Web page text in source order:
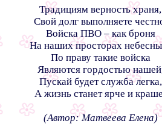
Традициям верность храня,
Свой долг выполняете
Войска ПВО – как броня
На наших просторах
По праву такие войска
Являются гордостью
Пускай будет служба легка,
А жизнь станет ярче и
(Автор: Матвеева Елена)